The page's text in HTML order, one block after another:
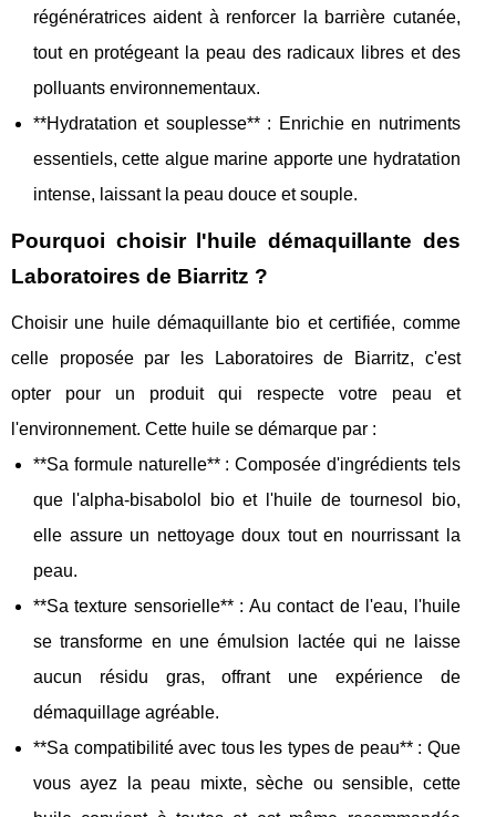
régénératrices aident à renforcer la barrière cutanée,
tout en protégeant la peau des radicaux libres et des
polluants environnementaux.
**Hydratation et souplesse** : Enrichie en nutriments
essentiels, cette algue marine apporte une hydratation
intense, laissant la peau douce et souple.
Pourquoi choisir l'huile démaquillante des
Laboratoires de Biarritz ?
Choisir une huile démaquillante bio et certifiée, comme
celle proposée par les Laboratoires de Biarritz, c'est
opter pour un produit qui respecte votre peau et
l'environnement. Cette huile se démarque par :
**Sa formule naturelle** : Composée d'ingrédients tels
que l'alpha-bisabolol bio et l'huile de tournesol bio,
elle assure un nettoyage doux tout en nourrissant la
peau.
**Sa texture sensorielle** : Au contact de l'eau, l'huile
se transforme en une émulsion lactée qui ne laisse
aucun résidu gras, offrant une expérience de
démaquillage agréable.
**Sa compatibilité avec tous les types de peau** : Que
vous ayez la peau mixte, sèche ou sensible, cette